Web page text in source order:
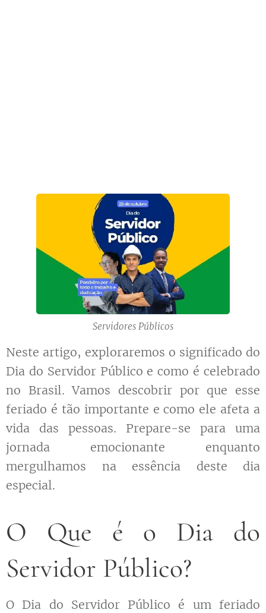
Servidores Públicos
Neste artigo, exploraremos o significado do
Dia do Servidor Público e como é celebrado
no Brasil. Vamos descobrir por que esse
feriado é tão importante e como ele afeta a
vida das pessoas. Prepare-se para uma
jornada emocionante enquanto
mergulhamos na essência deste dia
especial.
O Que é o Dia do
Servidor Público?
O Dia do Servidor Público é um feriado